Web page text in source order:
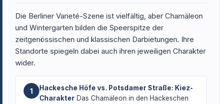
Die Berliner Varieté-Szene ist vielfältig, aber Chamäleon
und Wintergarten bilden die Speerspitze der
zeitgenössischen und klassischen Darbietungen. Ihre
Standorte spiegeln dabei auch ihren jeweiligen Charakter
wider.
1
Hackesche Höfe vs. Potsdamer Straße: Kiez-
Charakter Das Chamäleon in den Hackeschen